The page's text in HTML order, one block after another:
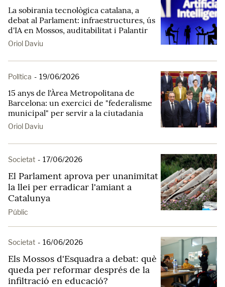
La sobirania tecnològica catalana, a
debat al Parlament: infraestructures, ús
d'IA en Mossos, auditabilitat i Palantir
Oriol Daviu
Política - 19/06/2026
15 anys de l'Àrea Metropolitana de
Barcelona: un exercici de "federalisme
municipal" per servir a la ciutadania
Oriol Daviu
Societat - 17/06/2026
El Parlament aprova per unanimitat
la llei per erradicar l'amiant a
Catalunya
Públic
Societat - 16/06/2026
Els Mossos d'Esquadra a debat: què
queda per reformar després de la
infiltració en educació?